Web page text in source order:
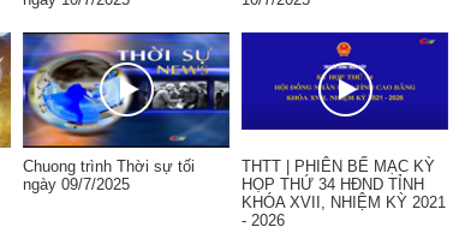
Chuong trình Thời sự tối
ngày 09/7/2025
THTT | PHIÊN BẾ MẠC KỲ
HỌP THỨ 34 HĐND TỈNH
KHÓA XVII, NHIỆM KỲ 2021
- 2026